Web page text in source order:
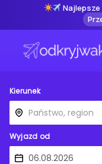
Kierunek
Wyjazd od